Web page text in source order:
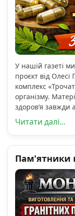
У нашій газеті
проєкт від
комплекс
організму.
здоров’я завжди
Читати далі...
Пам'ятники